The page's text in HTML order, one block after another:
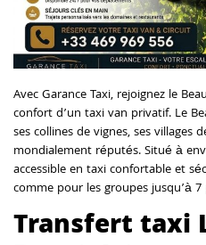
Avec Garance Taxi, rejoignez le
confort d’un taxi van privatif. Le
ses collines de vignes, ses villages
mondialement réputés. Situé à
accessible en taxi confortable et
comme pour les groupes jusqu’à 7
Transfert taxi